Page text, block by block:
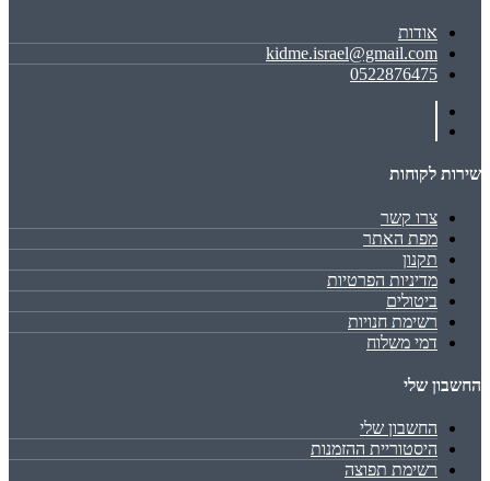
אודות
kidme.israel@gmail.com
0522876475
שירות לקוחות
צרו קשר
מפת האתר
תקנון
מדיניות הפרטיות
ביטולים
רשימת חנויות
דמי משלוח
החשבון שלי
החשבון שלי
היסטוריית ההזמנות
רשימת תפוצה